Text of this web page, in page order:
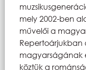
mely 2002-ben
művelői a
magyarságának
köztük a